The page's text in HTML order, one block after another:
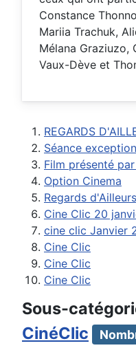
Constance
Mariia Trachuk,
Mélana Graziuzo,
Vaux-Dève et
REGARDS
Séance
Film présenté
Option Cinema
Regards
Cine Clic 20
cine clic Janvier
Cine Clic
Cine Clic
Cine Clic
Sous-
CinéClic